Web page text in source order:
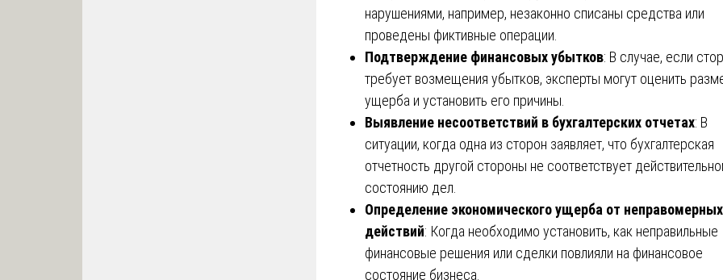
нарушениями, например, незаконно списаны средства или
проведены фиктивные операции.
Подтверждение финансовых убытков: В случае, если
требует возмещения убытков, эксперты могут оценить
ущерба и установить его причины.
Выявление несоответствий в бухгалтерских отчетах: В
ситуации, когда одна из сторон заявляет, что бухгалтерская
отчетность другой стороны не соответствует
состоянию дел.
Определение экономического ущерба от неправомерных
действий: Когда необходимо установить, как неправильные
финансовые решения или сделки повлияли на финансовое
состояние бизнеса.